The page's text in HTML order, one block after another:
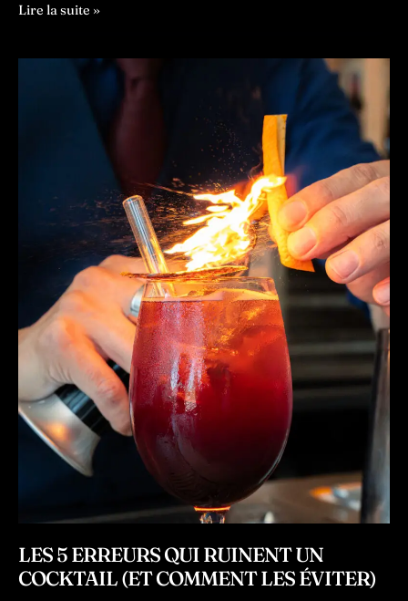
COMMUNIQUE
Lire la suite »
LES 5 ERREURS QUI RUINENT UN
COCKTAIL (ET COMMENT LES ÉVITER)